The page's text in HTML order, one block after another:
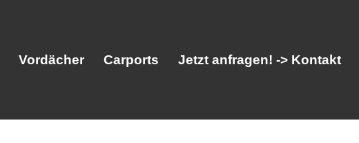
Vordächer Carports Jetzt anfragen! -> Kontakt